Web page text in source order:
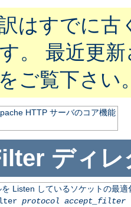
はすでに古
。 最近更
ご覧下さい
HTTP サーバのコア機能
ディレ
Listen しているソケットの最適
protocol accept_filter